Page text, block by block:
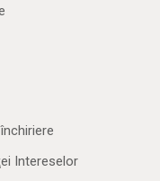
Intereselor